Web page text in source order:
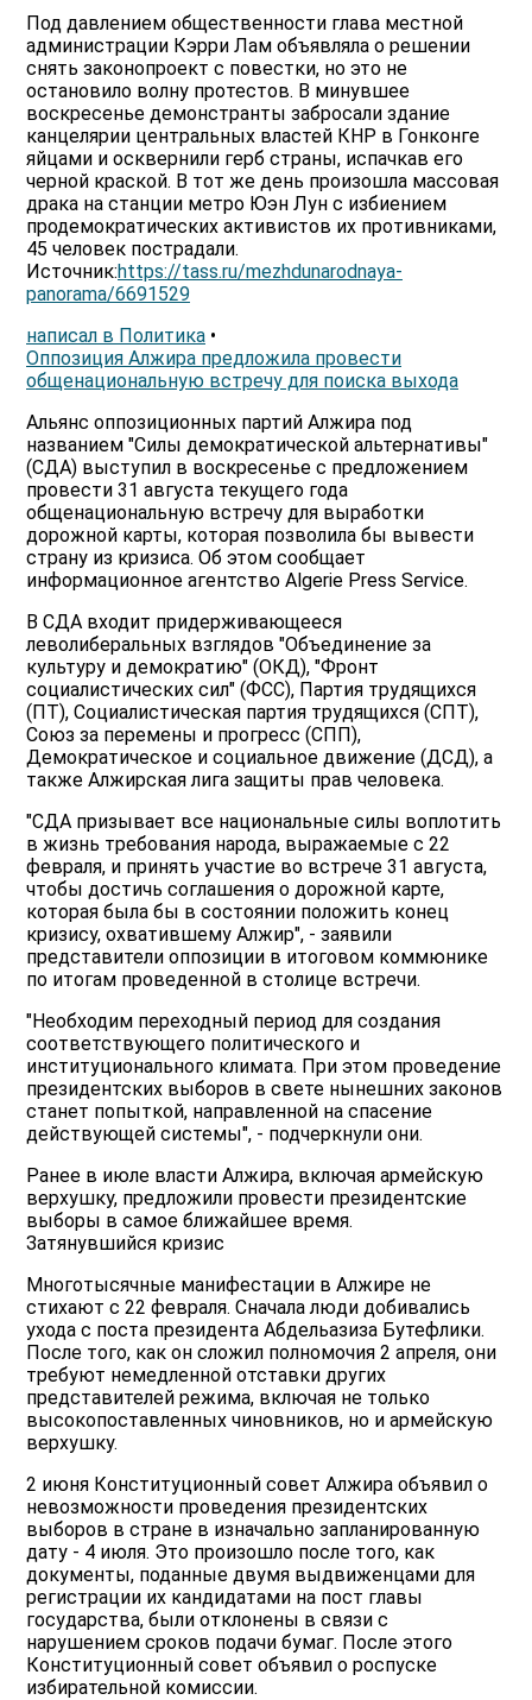
Под давлением общественности глава местной
администрации Кэрри Лам объявляла о решении
снять законопроект с повестки, но это не
остановило волну протестов. В минувшее
воскресенье демонстранты забросали здание
канцелярии центральных властей КНР в Гонконге
яйцами и осквернили герб страны, испачкав его
черной краской. В тот же день произошла массовая
драка на станции метро Юэн Лун с избиением
продемократических активистов их противниками,
45 человек пострадали.
Источник:https://tass.ru/mezhdunarodnaya-
panorama/6691529
написал в Политика •
Оппозиция Алжира предложила провести
общенациональную встречу для поиска выхода
Альянс оппозиционных партий Алжира под
названием "Силы демократической альтернативы"
(СДА) выступил в воскресенье с предложением
провести 31 августа текущего года
общенациональную встречу для выработки
дорожной карты, которая позволила бы вывести
страну из кризиса. Об этом сообщает
информационное агентство Algerie Press Service.
В СДА входит придерживающееся
леволиберальных взглядов "Объединение за
культуру и демократию" (ОКД), "Фронт
социалистических сил" (ФСС), Партия трудящихся
(ПТ), Социалистическая партия трудящихся (СПТ),
Союз за перемены и прогресс (СПП),
Демократическое и социальное движение (ДСД), а
также Алжирская лига защиты прав человека.
"СДА призывает все национальные силы воплотить
в жизнь требования народа, выражаемые с 22
февраля, и принять участие во встрече 31 августа,
чтобы достичь соглашения о дорожной карте,
которая была бы в состоянии положить конец
кризису, охватившему Алжир", - заявили
представители оппозиции в итоговом коммюнике
по итогам проведенной в столице встречи.
"Необходим переходный период для создания
соответствующего политического и
институционального климата. При этом проведение
президентских выборов в свете нынешних законов
станет попыткой, направленной на спасение
действующей системы", - подчеркнули они.
Ранее в июле власти Алжира, включая армейскую
верхушку, предложили провести президентские
выборы в самое ближайшее время.
Затянувшийся кризис
Многотысячные манифестации в Алжире не
стихают с 22 февраля. Сначала люди добивались
ухода с поста президента Абдельазиза Бутефлики.
После того, как он сложил полномочия 2 апреля, они
требуют немедленной отставки других
представителей режима, включая не только
высокопоставленных чиновников, но и армейскую
верхушку.
2 июня Конституционный совет Алжира объявил о
невозможности проведения президентских
выборов в стране в изначально запланированную
дату - 4 июля. Это произошло после того, как
документы, поданные двумя выдвиженцами для
регистрации их кандидатами на пост главы
государства, были отклонены в связи с
нарушением сроков подачи бумаг. После этого
Конституционный совет объявил о роспуске
избирательной комиссии.